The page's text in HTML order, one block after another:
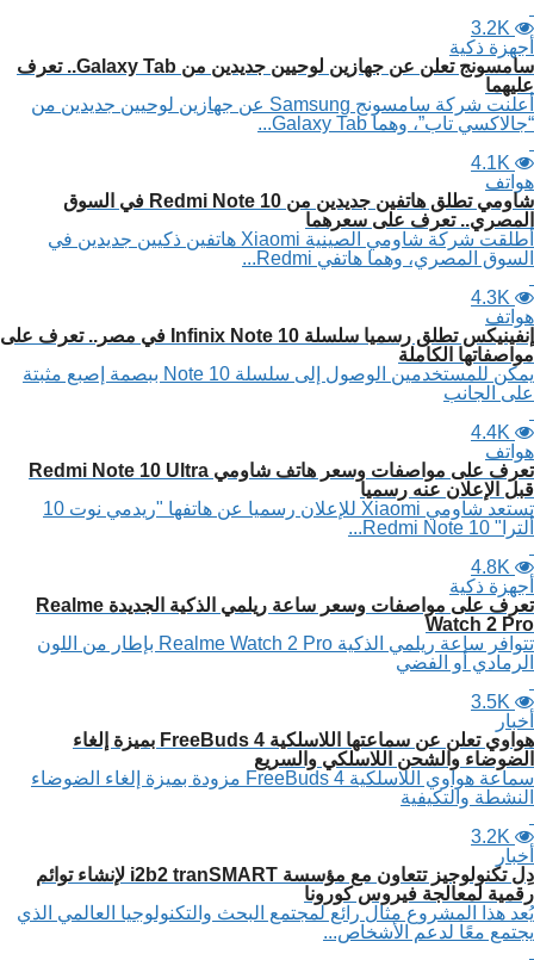
3.2K
أجهزة ذكية
سامسونج تعلن عن جهازين لوحيين جديدين من Galaxy Tab.. تعرف
عليهما
أعلنت شركة سامسونج Samsung عن جهازين لوحيين جديدين من
“جالاكسي تاب”، وهما Galaxy Tab...
4.1K
هواتف
شاومي تطلق هاتفين جديدين من Redmi Note 10 في السوق
المصري.. تعرف على سعرهما
أطلقت شركة شاومي الصينية Xiaomi هاتفين ذكيين جديدين في
السوق المصري، وهما هاتفي Redmi...
4.3K
هواتف
إنفينيكس تطلق رسميا سلسلة Infinix Note 10 في مصر.. تعرف على
مواصفاتها الكاملة
يمكن للمستخدمين الوصول إلى سلسلة Note 10 ببصمة إصبع مثبتة
على الجانب
4.4K
هواتف
تعرف على مواصفات وسعر هاتف شاومي Redmi Note 10 Ultra
قبل الإعلان عنه رسميا
تستعد شاومي Xiaomi للإعلان رسميا عن هاتفها "ريدمي نوت 10
ألترا" Redmi Note 10...
4.8K
أجهزة ذكية
تعرف على مواصفات وسعر ساعة ريلمي الذكية الجديدة Realme
Watch 2 Pro
تتوافر ساعة ريلمي الذكية Realme Watch 2 Pro بإطار من اللون
الرمادي أو الفضي
3.5K
أخبار
هواوي تعلن عن سماعتها اللاسلكية FreeBuds 4 بميزة إلغاء
الضوضاء والشحن اللاسلكي والسريع
سماعة هواوي اللاسلكية FreeBuds 4 مزودة بميزة إلغاء الضوضاء
النشطة والتكيفية
3.2K
أخبار
دِل تكنولوجيز تتعاون مع مؤسسة i2b2 tranSMART لإنشاء توائم
رقمية لمعالجة فيروس كورونا
يُعد هذا المشروع مثال رائع لمجتمع البحث والتكنولوجيا العالمي الذي
يجتمع معًا لدعم الأشخاص...